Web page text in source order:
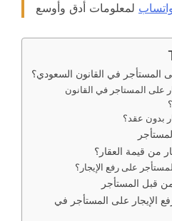
المستأجر في القانون السعودي؟
على المستاجر في القانون
بدون عقد؟
من قيمة العقار؟
على رفع الإيجار؟
قبل المستأجر
الإيجار على المستأجر في